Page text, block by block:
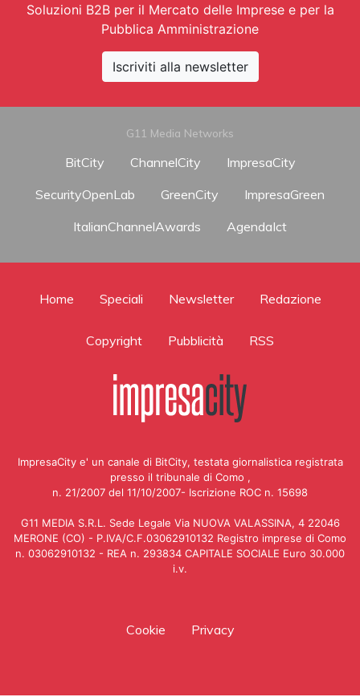
Soluzioni B2B per il Mercato delle Imprese e per la
Pubblica Amministrazione
Iscriviti alla newsletter
G11 Media Networks
BitCity ChannelCity
ImpresaCity
SecurityOpenLab
GreenCity
ImpresaGreen
ItalianChannelAwards
AgendaIct
Home Speciali Newsletter Redazione
Copyright Pubblicità RSS
ImpresaCity e' un canale di BitCity, testata giornalistica registrata
presso il tribunale di Como ,
n. 21/2007 del 11/10/2007- Iscrizione ROC n. 15698
G11 MEDIA S.R.L. Sede Legale Via NUOVA VALASSINA, 4 22046
MERONE (CO) - P.IVA/C.F.03062910132 Registro imprese di Como
n. 03062910132 - REA n. 293834 CAPITALE SOCIALE Euro 30.000
i.v.
Cookie Privacy